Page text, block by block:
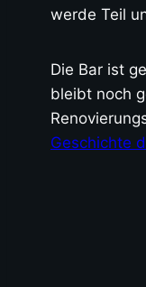
werde Teil
Die Bar ist
bleibt noch
Geschichte